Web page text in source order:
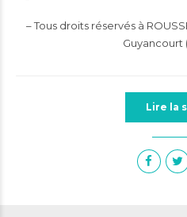
– Tous droits réservés à
Guyancourt
Lire la